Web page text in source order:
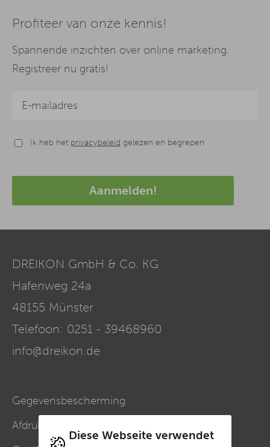
Diese Webseite verwendet
Profiteer van onze kennis!
Spannende inzichten over online marketing.
Registreer nu gratis!
Ik heb het privacybeleid gelezen en begrepen
Aanmelden!
DREIKON GmbH & Co. KG
Hafenweg 24a
48155 Münster
Telefoon: 0251 - 39468960
info@dreikon.de
Gegevensbescherming
Afdruk